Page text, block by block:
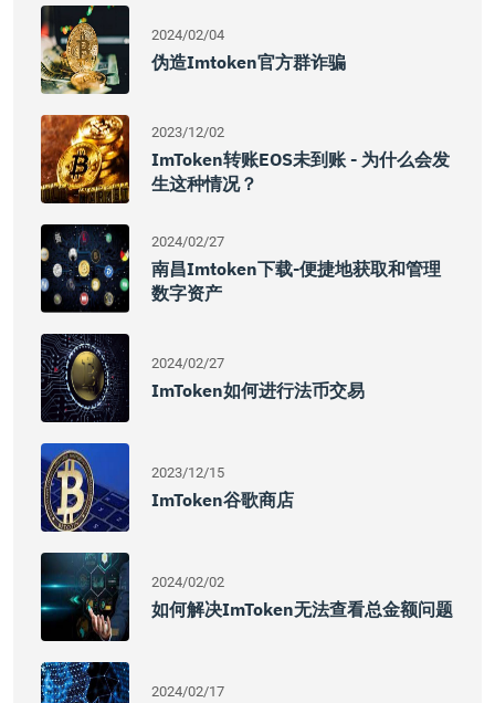
2024/02/04
伪造imtoken官方群诈骗
2023/12/02
ImToken转账EOS未到账 - 为什么会发
生这种情况？
2024/02/27
南昌imtoken下载-便捷地获取和管理
数字资产
2024/02/27
ImToken如何进行法币交易
2023/12/15
ImToken谷歌商店
2024/02/02
如何解决imToken无法查看总金额问题
2024/02/17